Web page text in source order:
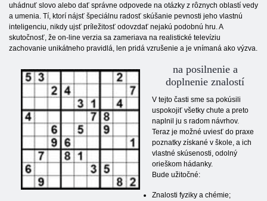
uhádnuť slovo alebo dať správne odpovede na otázky z rôznych oblastí vedy
a umenia. Tí, ktorí nájsť špeciálnu radosť skúšanie pevnosti jeho vlastnú
inteligenciu, nikdy ujsť príležitosť odovzdať nejakú podobnú hru. A
skutočnosť, že on-line verzia sa zameriava na realistické televíziu
zachovanie unikátneho pravidlá, len pridá vzrušenie a je vnímaná ako výzva.
na posilnenie a
doplnenie znalostí
V tejto časti sme sa pokúsili
uspokojiť všetky chute a preto
naplnil ju s radom návrhov.
Teraz je možné uviesť do praxe
poznatky získané v škole, a ich
vlastné skúsenosti, odolný
orieškom hádanky.
Bude užitočné:
Znalosti fyziky a chémie;